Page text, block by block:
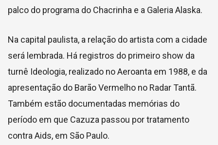
palco do programa do Chacrinha e a Galeria Alaska.
Na capital paulista, a relação do artista com a cidade
será lembrada. Há registros do primeiro show da
turnê Ideologia, realizado no Aeroanta em 1988, e da
apresentação do Barão Vermelho no Radar Tantã.
Também estão documentadas memórias do
período em que Cazuza passou por tratamento
contra Aids, em São Paulo.